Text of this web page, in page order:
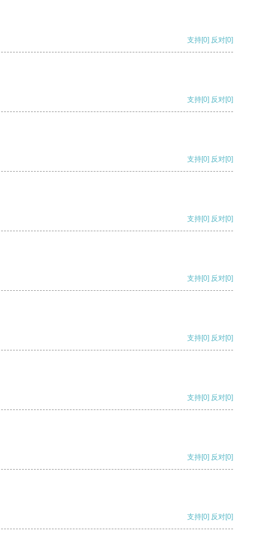
支持[0] 反对[0]
支持[0] 反对[0]
支持[0] 反对[0]
支持[0] 反对[0]
支持[0] 反对[0]
支持[0] 反对[0]
支持[0] 反对[0]
支持[0] 反对[0]
支持[0] 反对[0]